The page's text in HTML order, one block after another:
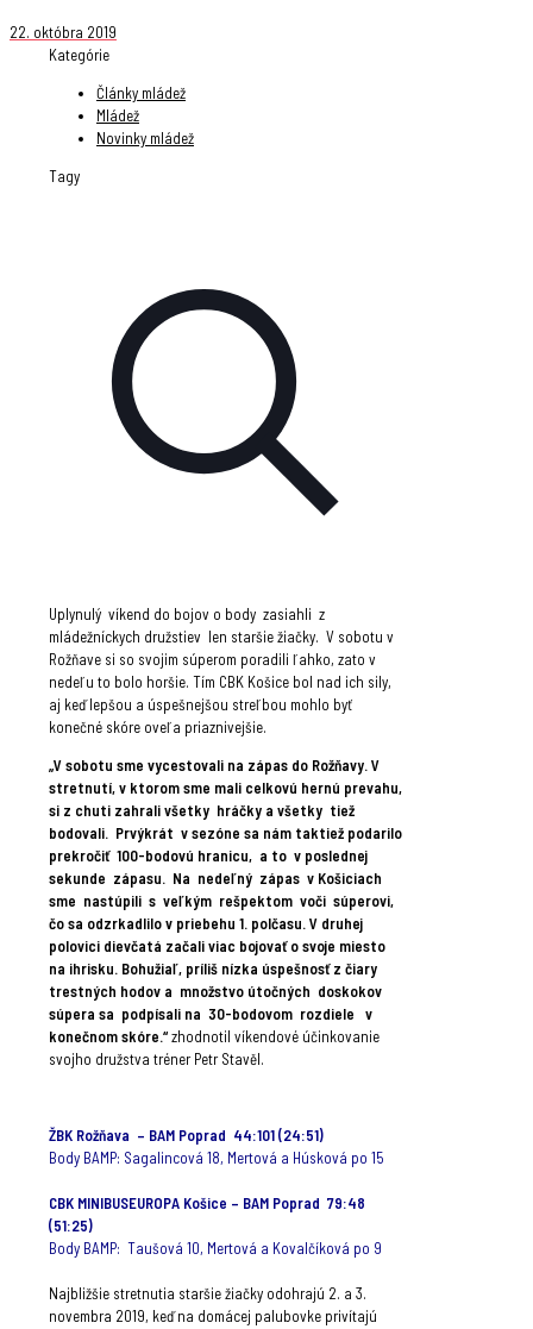
22. októbra 2019
Kategórie
Články mládež
Mládež
Novinky mládež
Tagy
Uplynulý víkend do bojov o body zasiahli z
mládežníckych družstiev len staršie žiačky. V sobotu v
Rožňave si so svojim súperom poradili ľahko, zato v
nedeľu to bolo horšie. Tím CBK Košice bol nad ich sily,
aj keď lepšou a úspešnejšou streľbou mohlo byť
konečné skóre oveľa priaznivejšie.
„V sobotu sme vycestovali na zápas do Rožňavy. V
stretnutí, v ktorom sme mali celkovú hernú prevahu,
si z chuti zahrali všetky hráčky a všetky tiež
bodovali. Prvýkrát v sezóne sa nám taktiež podarilo
prekročiť 100-bodovú hranicu, a to v poslednej
sekunde zápasu. Na nedeľný zápas v Košiciach
sme nastúpili s veľkým rešpektom voči súperovi,
čo sa odzrkadlilo v priebehu 1. polčasu. V druhej
polovici dievčatá začali viac bojovať o svoje miesto
na ihrisku. Bohužiaľ, príliš nízka úspešnosť z čiary
trestných hodov a množstvo útočných doskokov
súpera sa podpísali na 30-bodovom rozdiele v
konečnom skóre.“zhodnotil víkendové účinkovanie
svojho družstva tréner Petr Stavěl.
ŽBK Rožňava – BAM Poprad 44:101 (24:51)
Body BAMP: Sagalincová 18, Mertová a Húsková po 15
CBK MINIBUSEUROPA Košice – BAM Poprad 79:48
(51:25)
Body BAMP: Taušová 10, Mertová a Kovalčíková po 9
Najbližšie stretnutia staršie žiačky odohrajú 2. a 3.
novembra 2019, keď na domácej palubovke privítajú